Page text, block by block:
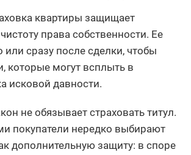
квартиры защищает
права собственности. Ее
сразу после сделки, чтобы
которые могут всплыть в
исковой давности.
не обязывает страховать титул.
покупатели нередко выбирают
дополнительную защиту: в споре